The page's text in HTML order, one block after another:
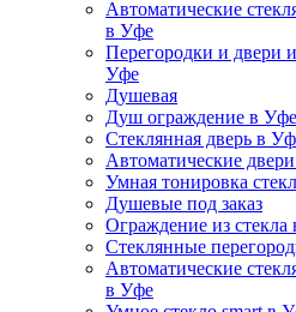
Автоматические
в Уфе
Перегородки и двери
Уфе
Душевая
Душ ограждение в Уфе
Стеклянная дверь в
Автоматические
Умная тонировка
Душевые под заказ
Ограждение из стекла
Стеклянные
Автоматические
в Уфе